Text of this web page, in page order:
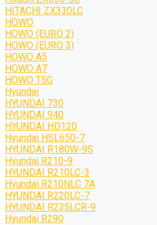
HITACHI ZX330LC
HOWO
HOWO (EURO 2)
HOWO (EURO 3)
HOWO A5
HOWO A7
HOWO T5G
Hyundai
HYUNDAI 730
HYUNDAI 940
HYUNDAI HD120
Hyundai HSL650-7
HYUNDAI R180W-9S
Hyundai R210-9
HYUNDAI R210LC-3
Hyundai R210NLC 7A
HYUNDAI R220LC-7
HYUNDAI R235LCR-9
Hyundai R290